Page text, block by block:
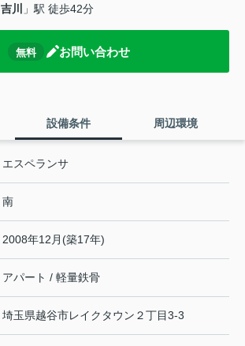
吉川 」駅 徒歩42分
無料 お問い合わせ
設備条件 周辺環境
エスペランサ
南
2008年12月(築17年)
アパート / 軽量鉄骨
埼玉県越谷市レイクタウン ２丁目3-3